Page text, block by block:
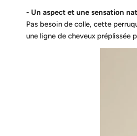
- Un aspect et une sensation
Pas besoin de colle, cette
une ligne de cheveux préplissée